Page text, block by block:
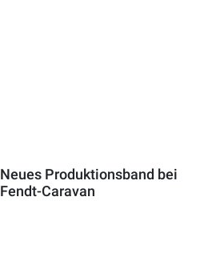
Neues Produktionsband bei
Fendt-Caravan